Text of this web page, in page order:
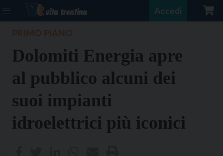
Accedi
Dolomiti Energia apre
al pubblico alcuni dei
suoi impianti
idroelettrici più iconici